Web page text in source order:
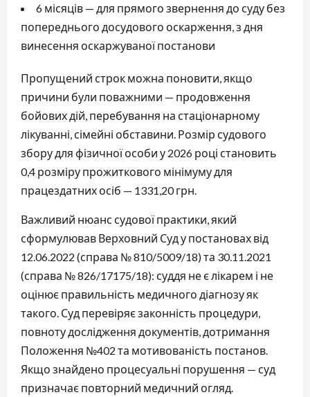
6 місяців — для прямого звернення до суду без
попереднього досудового оскарження, з дня
винесення оскаржуваної постанови
Пропущений строк можна поновити, якщо
причини були поважними — продовження
бойових дій, перебування на стаціонарному
лікуванні, сімейні обставини. Розмір судового
збору для фізичної особи у 2026 році становить
0,4 розміру прожиткового мінімуму для
працездатних осіб — 1331,20 грн.
Важливий нюанс судової практики, який
сформулював Верховний Суд у постановах від
12.06.2022 (справа № 810/5009/18) та 30.11.2021
(справа № 826/17175/18): суддя не є лікарем і не
оцінює правильність медичного діагнозу як
такого. Суд перевіряє законність процедури,
повноту дослідження документів, дотримання
Положення №402 та мотивованість постанов.
Якщо знайдено процесуальні порушення — суд
призначає повторний медичний огляд.